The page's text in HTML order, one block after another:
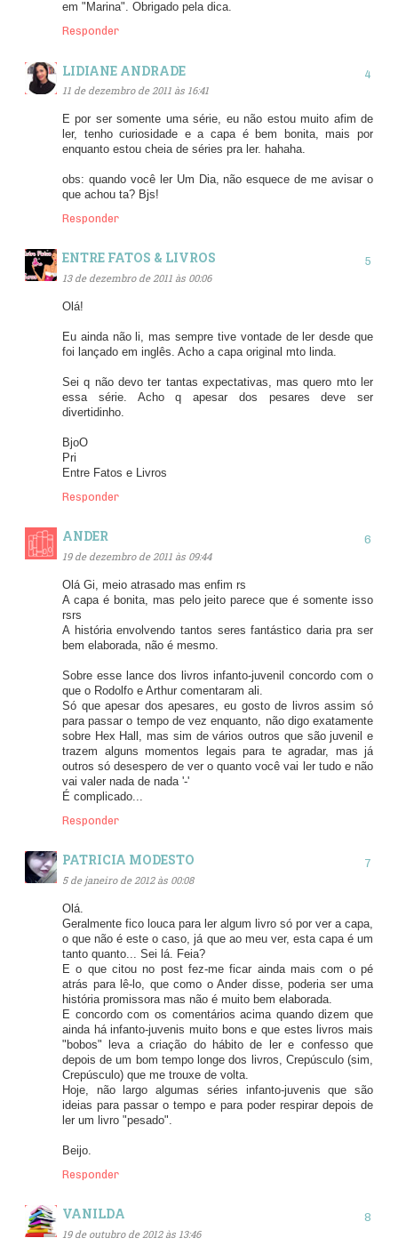
em "Marina". Obrigado pela dica.
Responder
LIDIANE ANDRADE
11 de dezembro de 2011 às 16:41
E por ser somente uma série, eu não estou muito afim de
ler, tenho curiosidade e a capa é bem bonita, mais por
enquanto estou cheia de séries pra ler. hahaha.
obs: quando você ler Um Dia, não esquece de me avisar o
que achou ta? Bjs!
Responder
ENTRE FATOS & LIVROS
13 de dezembro de 2011 às 00:06
Olá!
Eu ainda não li, mas sempre tive vontade de ler desde que
foi lançado em inglês. Acho a capa original mto linda.
Sei q não devo ter tantas expectativas, mas quero mto ler
essa série. Acho q apesar dos pesares deve ser
divertidinho.
BjoO
Pri
Entre Fatos e Livros
Responder
ANDER
19 de dezembro de 2011 às 09:44
Olá Gi, meio atrasado mas enfim rs
A capa é bonita, mas pelo jeito parece que é somente isso
rsrs
A história envolvendo tantos seres fantástico daria pra ser
bem elaborada, não é mesmo.
Sobre esse lance dos livros infanto-juvenil concordo com o
que o Rodolfo e Arthur comentaram ali.
Só que apesar dos apesares, eu gosto de livros assim só
para passar o tempo de vez enquanto, não digo exatamente
sobre Hex Hall, mas sim de vários outros que são juvenil e
trazem alguns momentos legais para te agradar, mas já
outros só desespero de ver o quanto você vai ler tudo e não
vai valer nada de nada '-'
É complicado...
Responder
PATRICIA MODESTO
5 de janeiro de 2012 às 00:08
Olá.
Geralmente fico louca para ler algum livro só por ver a capa,
o que não é este o caso, já que ao meu ver, esta capa é um
tanto quanto... Sei lá. Feia?
E o que citou no post fez-me ficar ainda mais com o pé
atrás para lê-lo, que como o Ander disse, poderia ser uma
história promissora mas não é muito bem elaborada.
E concordo com os comentários acima quando dizem que
ainda há infanto-juvenis muito bons e que estes livros mais
"bobos" leva a criação do hábito de ler e confesso que
depois de um bom tempo longe dos livros, Crepúsculo (sim,
Crepúsculo) que me trouxe de volta.
Hoje, não largo algumas séries infanto-juvenis que são
ideias para passar o tempo e para poder respirar depois de
ler um livro "pesado".
Beijo.
Responder
VANILDA
19 de outubro de 2012 às 13:46